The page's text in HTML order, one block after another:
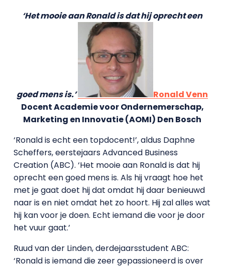
‘Het mooie aan Ronald is dat hij oprecht een
goed mens is.’
Ronald Venn
Docent Academie voor Ondernemerschap,
Marketing en Innovatie (AOMI) Den Bosch
‘Ronald is echt een topdocent!’, aldus Daphne
Scheffers, eerstejaars Advanced Business
Creation (ABC). ‘Het mooie aan Ronald is dat hij
oprecht een goed mens is. Als hij vraagt hoe het
met je gaat doet hij dat omdat hij daar benieuwd
naar is en niet omdat het zo hoort. Hij zal alles wat
hij kan voor je doen. Echt iemand die voor je door
het vuur gaat.’
Ruud van der Linden, derdejaarsstudent ABC:
‘Ronald is iemand die zeer gepassioneerd is over